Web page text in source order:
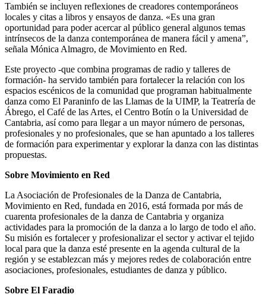
También se incluyen reflexiones de creadores contemporáneos
locales y citas a libros y ensayos de danza. «Es una gran
oportunidad para poder acercar al público general algunos temas
intrínsecos de la danza contemporánea de manera fácil y amena”,
señala Mónica Almagro, de Movimiento en Red.
Este proyecto -que combina programas de radio y talleres de
formación- ha servido también para fortalecer la relación con los
espacios escénicos de la comunidad que programan habitualmente
danza como El Paraninfo de las Llamas de la UIMP, la Teatrería de
Ábrego, el Café de las Artes, el Centro Botín o la Universidad de
Cantabria, así como para llegar a un mayor número de personas,
profesionales y no profesionales, que se han apuntado a los talleres
de formación para experimentar y explorar la danza con las distintas
propuestas.
Sobre Movimiento en Red
La Asociación de Profesionales de la Danza de Cantabria,
Movimiento en Red, fundada en 2016, está formada por más de
cuarenta profesionales de la danza de Cantabria y organiza
actividades para la promoción de la danza a lo largo de todo el año.
Su misión es fortalecer y profesionalizar el sector y activar el tejido
local para que la danza esté presente en la agenda cultural de la
región y se establezcan más y mejores redes de colaboración entre
asociaciones, profesionales, estudiantes de danza y público.
Sobre El Faradio